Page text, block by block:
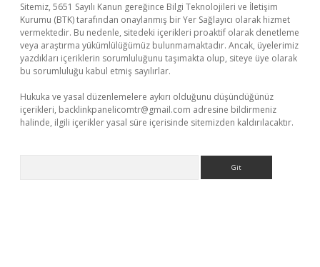
Sitemiz, 5651 Sayılı Kanun gereğince Bilgi Teknolojileri ve İletişim
Kurumu (BTK) tarafından onaylanmış bir Yer Sağlayıcı olarak hizmet
vermektedir. Bu nedenle, sitedeki içerikleri proaktif olarak denetleme
veya araştırma yükümlülüğümüz bulunmamaktadır. Ancak, üyelerimiz
yazdıkları içeriklerin sorumluluğunu taşımakta olup, siteye üye olarak
bu sorumluluğu kabul etmiş sayılırlar.
Hukuka ve yasal düzenlemelere aykırı olduğunu düşündüğünüz
içerikleri, backlinkpanelicomtr@gmail.com adresine bildirmeniz
halinde, ilgili içerikler yasal süre içerisinde sitemizden kaldırılacaktır.